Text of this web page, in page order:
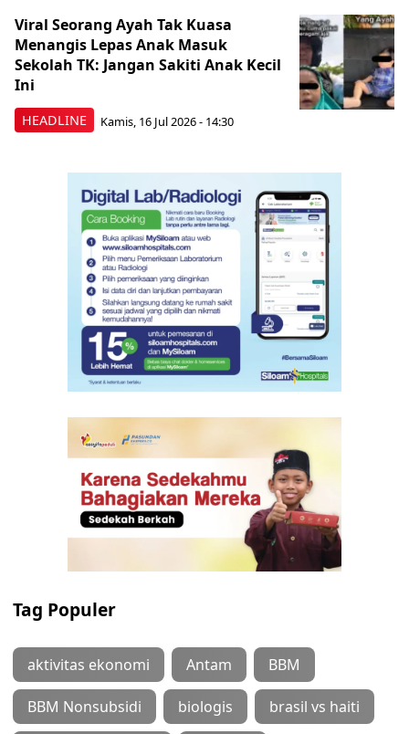
HEADLINE
Viral Seorang Ayah Tak Kuasa
Menangis Lepas Anak Masuk
Sekolah TK: Jangan Sakiti Anak Kecil
Ini
Kamis, 16 Jul 2026 - 14:30
Tag Populer
aktivitas ekonomi Antam BBM
BBM Nonsubsidi biologis brasil vs haiti